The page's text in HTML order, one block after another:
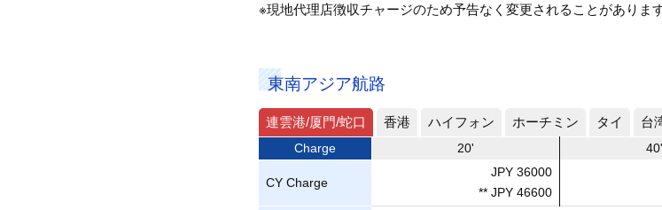
※現地代理店徴収チャージのため予告なく変更されることがあります
東南アジア航路
連雲港/厦門/蛇口 香港 ハイフォン ホーチミン タイ 台
Charge 20' 40'
CY Charge
JPY 36000
** JPY 46600